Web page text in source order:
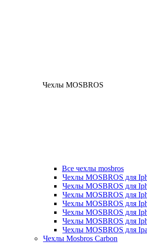
Чехлы MOSBROS
Все чехлы mosbros
Чехлы MOSBROS для
Чехлы MOSBROS для
Чехлы MOSBROS для
Чехлы MOSBROS для
Чехлы MOSBROS для
Чехлы MOSBROS для
Чехлы MOSBROS для
Чехлы Mosbros Carbon